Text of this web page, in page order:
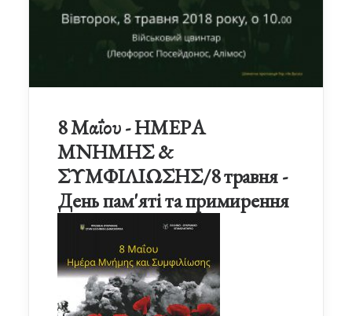
8 Μαΐου - ΗΜΕΡΑ
ΜΝΗΜΗΣ &
ΣΥΜΦΙΛΙΩΣΗΣ/8 травня -
День пам'яті та примирення